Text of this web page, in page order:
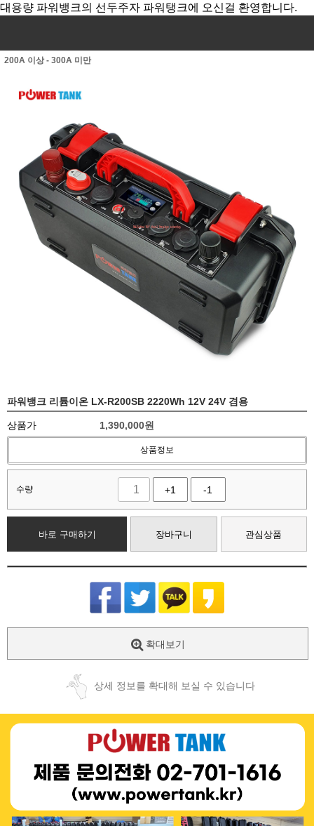
대용량 파워뱅크의 선두주자 파워탱크에 오신걸 환영합니다.
200A 이상 - 300A 미만
파워뱅크 리튬이온 LX-R200SB 2220Wh 12V 24V 겸용
상품가 1,390,000원
상품정보
수량 +1 -1
바로 구매하기 장바구니 관심상품
확대보기
상세 정보를 확대해 보실 수 있습니다